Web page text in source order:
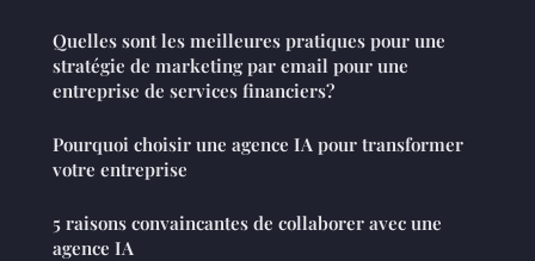
Quelles sont les meilleures pratiques pour une
stratégie de marketing par email pour une
entreprise de services financiers?
Pourquoi choisir une agence IA pour transformer
votre entreprise
5 raisons convaincantes de collaborer avec une
agence IA